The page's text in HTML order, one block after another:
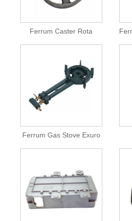
Ferrum Caster Rota
Ferrum Gas Stove Exuro